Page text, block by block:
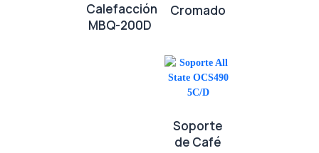
Calefacción
MBQ-200D
Cromado
Soporte
de Café